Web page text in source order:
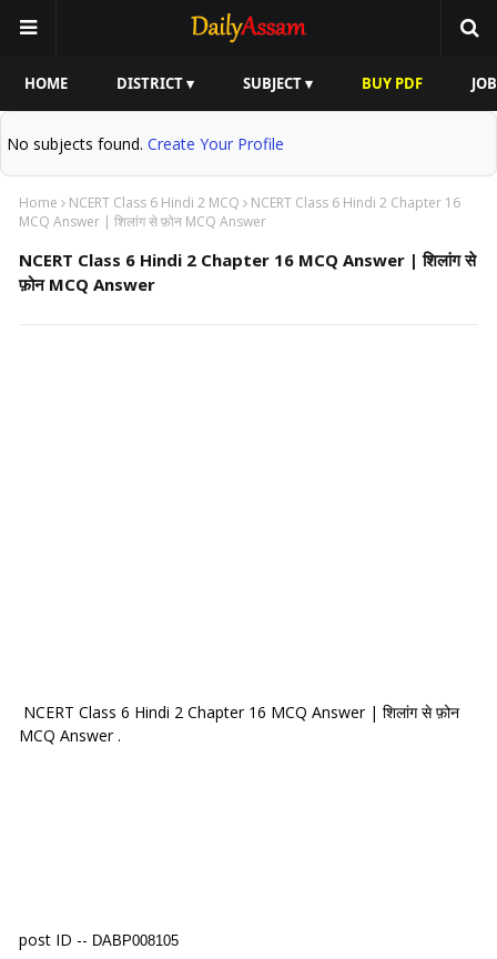
HOME DISTRICT ▾ SUBJECT ▾ BUY PDF
No subjects found. Create Your Profile
Home NCERT Class 6 Hindi 2 MCQ
NCERT Class 6 Hindi 2 Chapter 16
MCQ Answer | शिलांग से फ़ोन MCQ Answer
NCERT Class 6 Hindi 2 Chapter 16 MCQ Answer | शिलांग से
फ़ोन MCQ Answer
NCERT Class 6 Hindi 2 Chapter 16 MCQ Answer | शिलांग से फ़ोन
MCQ Answer .
post ID -- DABP008105